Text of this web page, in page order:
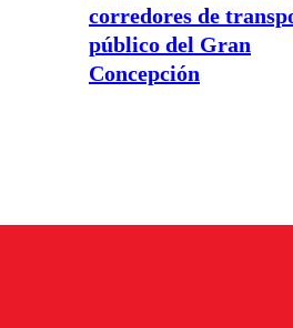
corredores de
público del Gran
Concepción